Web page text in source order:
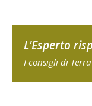
L'Esperto
I consigli di